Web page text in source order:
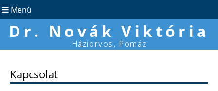
Menü
Dr. Novák Viktória
Háziorvos, Pomáz
Kapcsolat